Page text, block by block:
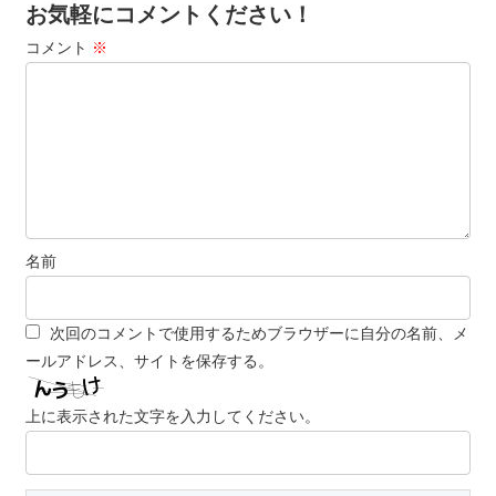
お気軽にコメントください！
コメント ※
名前
次回のコメントで使用するためブラウザーに自分の名前、メ
ールアドレス、サイトを保存する。
上に表示された文字を入力してください。